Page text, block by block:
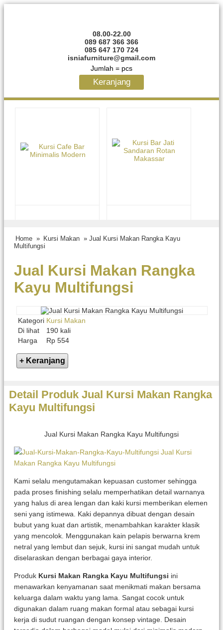
08.00-22.00
089 687 366 366
085 647 170 724
isniafurniture@gmail.com
Jumlah = pcs
Keranjang
Home » Kursi Makan » Jual Kursi Makan Rangka Kayu
Multifungsi
Jual Kursi Makan Rangka
Kayu Multifungsi
Kategori Kursi Makan
Di lihat
190 kali
Harga
Rp 554
Detail Produk Jual Kursi Makan Rangka
Kayu Multifungsi
Jual Kursi Makan Rangka Kayu Multifungsi
Kami selalu mengutamakan kepuasan customer sehingga
pada proses finishing selalu memperhatikan detail warnanya
yang halus di area lengan dan kaki kursi memberikan elemen
seni yang istimewa. Kaki depannya dibuat dengan desain
bubut yang kuat dan artistik, menambahkan karakter klasik
yang mencolok. Menggunakan kain pelapis berwarna krem
netral yang lembut dan sejuk, kursi ini sangat mudah untuk
diselaraskan dengan berbagai gaya interior.
Produk Kursi Makan Rangka Kayu Multifungsi ini
menawarkan kenyamanan saat menikmati makan bersama
keluarga dalam waktu yang lama. Sangat cocok untuk
digunakan dalam ruang makan formal atau sebagai kursi
kerja di sudut ruangan dengan konsep vintage. Desain